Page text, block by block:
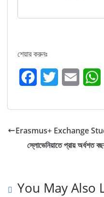
শেয়ার করুনঃ
c
e
b
i
t
t
a
i
l
t
s
p
Erasmus+ Exchange
স্লোভেনিয়াতে প্রায় অর্ধশত
You May Also